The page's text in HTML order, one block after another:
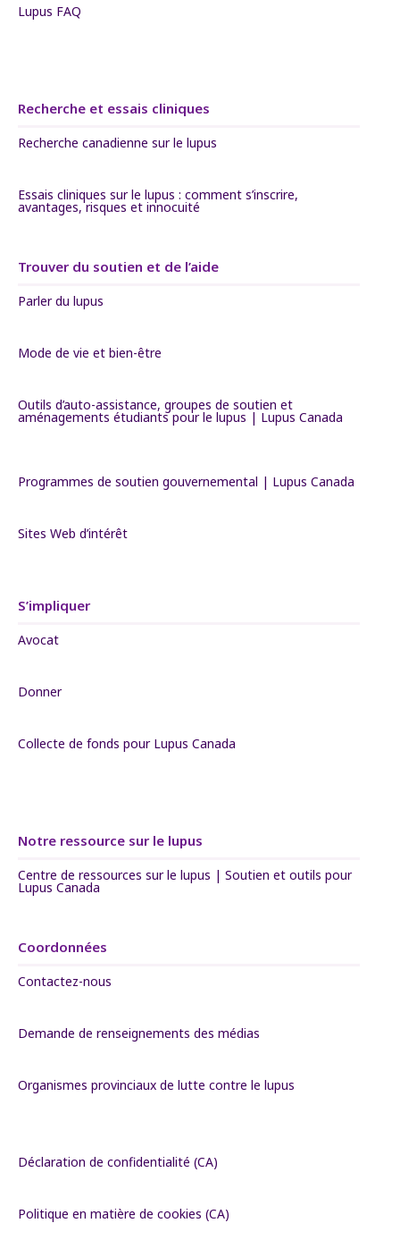
Lupus FAQ
Recherche et essais cliniques
Recherche canadienne sur le lupus
Essais cliniques sur le lupus : comment s’inscrire,
avantages, risques et innocuité
Trouver du soutien et de l’aide
Parler du lupus
Mode de vie et bien-être
Outils d’auto-assistance, groupes de soutien et
aménagements étudiants pour le lupus | Lupus Canada
Programmes de soutien gouvernemental | Lupus Canada
Sites Web d’intérêt
S’impliquer
Avocat
Donner
Collecte de fonds pour Lupus Canada
Notre ressource sur le lupus
Centre de ressources sur le lupus | Soutien et outils pour
Lupus Canada
Coordonnées
Contactez-nous
Demande de renseignements des médias
Organismes provinciaux de lutte contre le lupus
Déclaration de confidentialité (CA)
Politique en matière de cookies (CA)